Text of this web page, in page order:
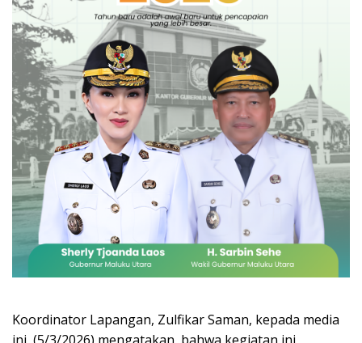
Koordinator Lapangan, Zulfikar Saman, kepada media
ini, (5/3/2026) mengatakan, bahwa kegiatan ini